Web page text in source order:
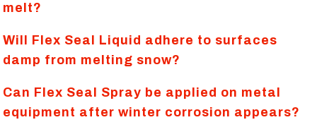
melt?
Will Flex Seal Liquid adhere to surfaces
damp from melting snow?
Can Flex Seal Spray be applied on metal
equipment after winter corrosion appears?